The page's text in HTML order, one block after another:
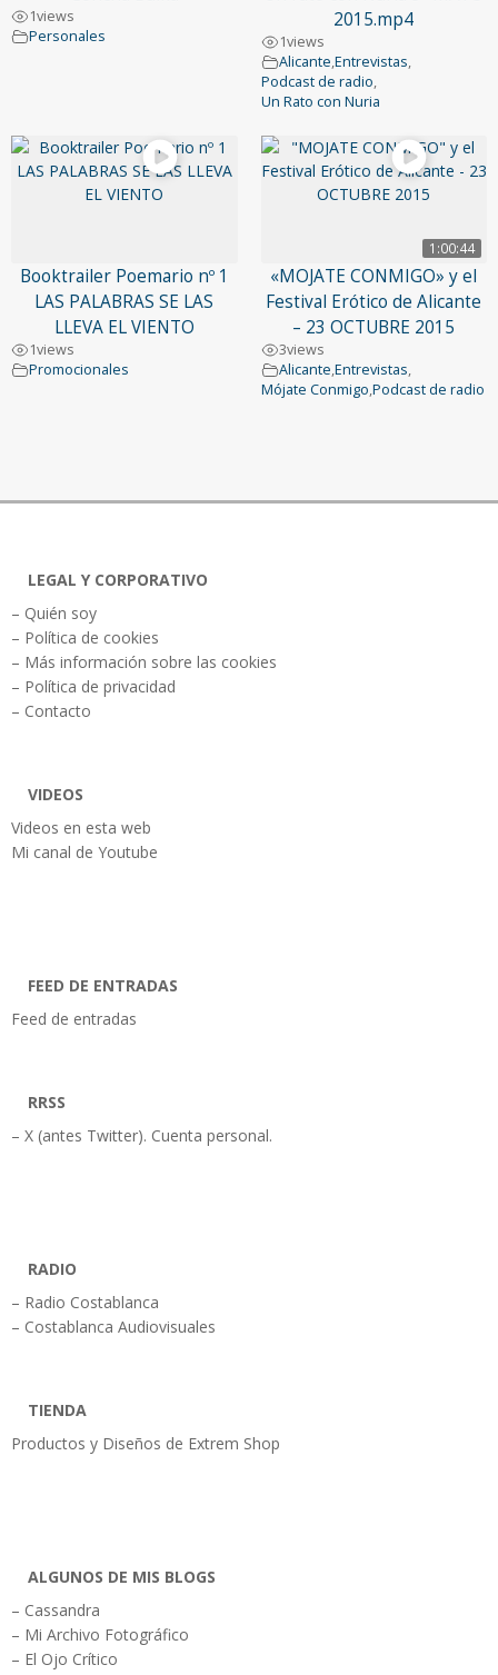
1views
Personales
2015.mp4
1views
Alicante,Entrevistas,
Podcast de radio,
Un Rato con Nuria
Booktrailer Poemario nº 1
LAS PALABRAS SE LAS
LLEVA EL VIENTO
1views
Promocionales
1:00:44
«MOJATE CONMIGO» y el
Festival Erótico de Alicante
– 23 OCTUBRE 2015
3views
Alicante,Entrevistas,
Mójate Conmigo,Podcast de radio
LEGAL Y CORPORATIVO
– Quién soy
– Política de cookies
– Más información sobre las cookies
– Política de privacidad
– Contacto
VIDEOS
Videos en esta web
Mi canal de Youtube
FEED DE ENTRADAS
Feed de entradas
RRSS
– X (antes Twitter). Cuenta personal.
RADIO
– Radio Costablanca
– Costablanca Audiovisuales
TIENDA
Productos y Diseños de Extrem Shop
ALGUNOS DE MIS BLOGS
– Cassandra
– Mi Archivo Fotográfico
– El Ojo Crítico